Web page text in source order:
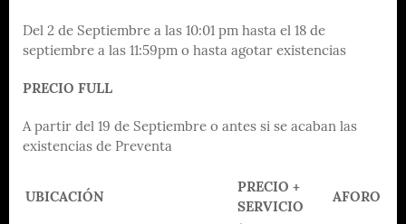
Del 2 de Septiembre a las 10:01 pm hasta el 18 de
septiembre a las 11:59pm o hasta agotar existencias
PRECIO FULL
A partir del 19 de Septiembre o antes si se acaban las
existencias de Preventa
UBICACIÓN
PRECIO +
SERVICIO
AFORO